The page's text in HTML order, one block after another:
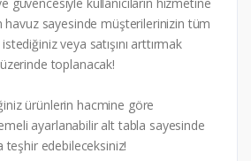
güvencesiyle kullanıcıların hizmetine
sayesinde müşterilerinizin tüm
veya satışını arttırmak
toplanacak!
ürünlerin hacmine göre
ayarlanabilir alt tabla sayesinde
teşhir edebileceksiniz!